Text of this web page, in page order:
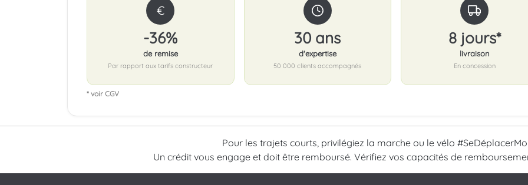
€
-36%
de remise
Par rapport aux tarifs constructeur
30 ans
d'expertise
50 000 clients accompagnés
8 jours*
livraison
En concession
* voir CGV
Pour les trajets courts, privilégiez la marche ou le vélo
Un crédit vous engage et doit être remboursé. Vérifiez vos capacités de